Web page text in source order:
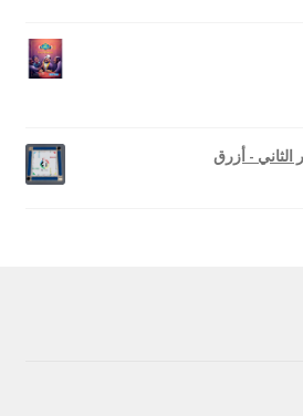
الثاني - أزرق